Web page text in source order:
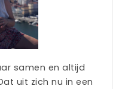
samen en altijd
uit zich nu in een